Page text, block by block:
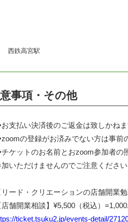
西鉄高宮駅
事項・その他
支払い決済後のご返金は致しかねま
の登録がお済みでない方は事前
ケットのお名前とおzoom参加者の
いただけませんのでご注意ください
リード・クリエーションの店舗開業勉
店舗開業相談】¥5,500（税込）
ticket.tsuku2.jp/events-detail/